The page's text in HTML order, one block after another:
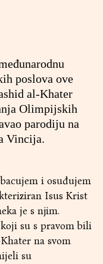
poslova ove
al-Khater
Olimpijskih
parodiju na
Vincija.
i osuđujem
Isus Krist
je s njim.
su s pravom bili
na svom
su